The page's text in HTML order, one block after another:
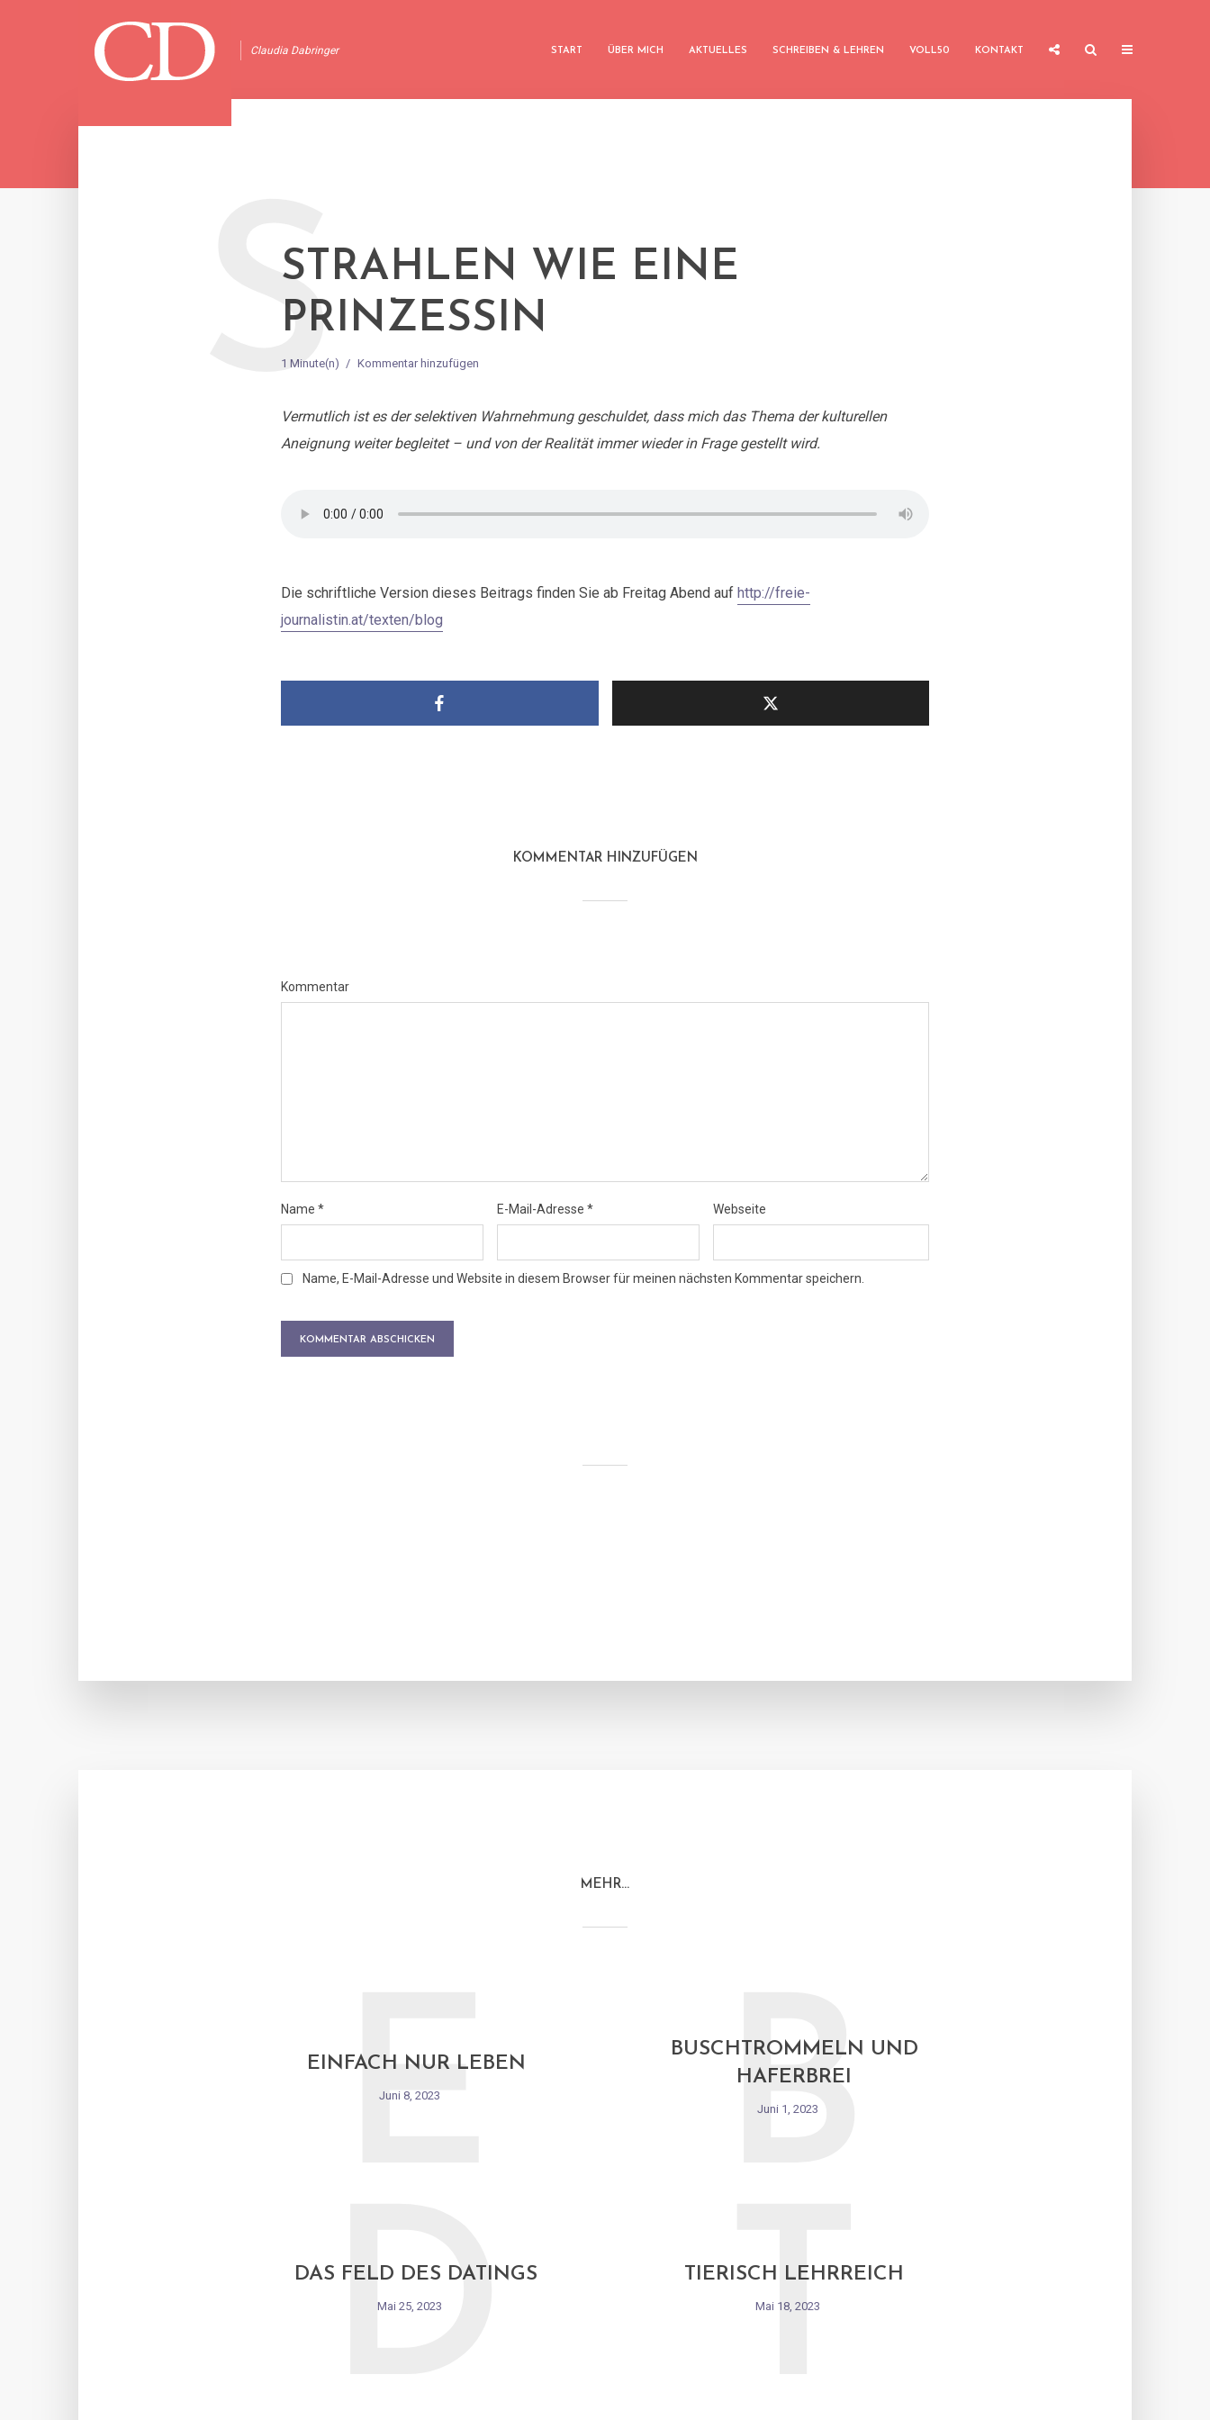
Claudia Dabringer START ÜBER MICH AKTUELLES SCHREIBEN & LEHREN VOLL50 KONTAKT
STRAHLEN WIE EINE
PRINZESSIN
1 Minute(n) Kommentar hinzufügen
S
Vermutlich ist es der selektiven Wahrnehmung geschuldet, dass mich das Thema der kulturellen
Aneignung weiter begleitet – und von der Realität immer wieder in Frage gestellt wird.
Die schriftliche Version dieses Beitrags finden Sie ab Freitag Abend auf http://freie-
journalistin.at/texten/blog
KOMMENTAR HINZUFÜGEN
Kommentar
Name * E-Mail-Adresse * Webseite
Name, E-Mail-Adresse und Website in diesem Browser für meinen nächsten Kommentar speichern.
MEHR…
EINFACH NUR LEBEN
Juni 8, 2023
E
BUSCHTROMMELN UND
HAFERBREI
Juni 1, 2023
B
DAS FELD DES DATINGS
Mai 25, 2023
D TIERISCH LEHRREICH
Mai 18, 2023
T